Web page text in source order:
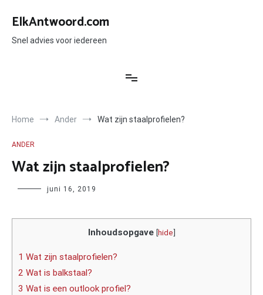
naar
inhoud
ElkAntwoord.com
Snel advies voor iedereen
Home Ander Wat zijn staalprofielen?
ANDER
Wat zijn staalprofielen?
Author juni 16, 2019
Inhoudsopgave [hide]
1 Wat zijn staalprofielen?
2 Wat is balkstaal?
3 Wat is een outlook profiel?